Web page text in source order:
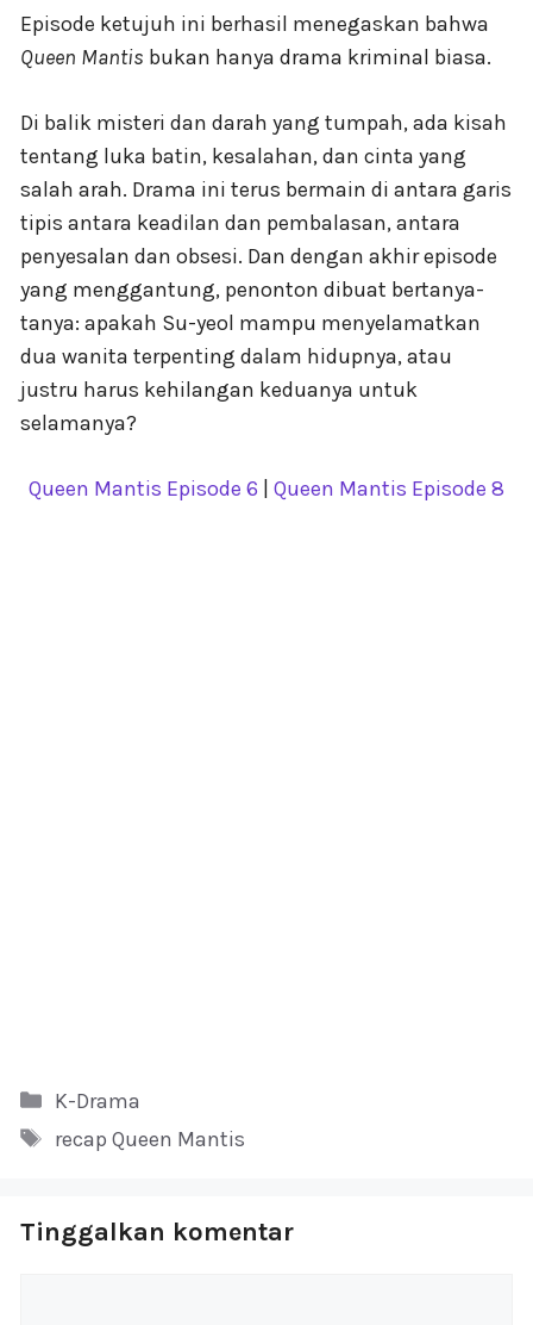
Episode ketujuh ini berhasil menegaskan bahwa
Queen Mantis bukan hanya drama kriminal biasa.
Di balik misteri dan darah yang tumpah, ada kisah
tentang luka batin, kesalahan, dan cinta yang
salah arah. Drama ini terus bermain di antara garis
tipis antara keadilan dan pembalasan, antara
penyesalan dan obsesi. Dan dengan akhir episode
yang menggantung, penonton dibuat bertanya-
tanya: apakah Su-yeol mampu menyelamatkan
dua wanita terpenting dalam hidupnya, atau
justru harus kehilangan keduanya untuk
selamanya?
Queen Mantis Episode 6 Queen Mantis Episode 8
Kategori
K-Drama
Tag
recap Queen Mantis
Tinggalkan komentar